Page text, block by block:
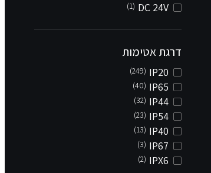
DC 24V
(1)
דרגת אטימות
IP20
(249)
IP65
(40)
IP44
(32)
IP54
(23)
IP40
(13)
IP67
(3)
IPX6
(2)